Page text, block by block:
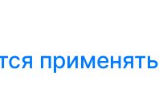
применять